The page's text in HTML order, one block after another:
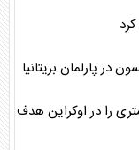
در پارلمان بریتانیا
را در اوکراین هدف